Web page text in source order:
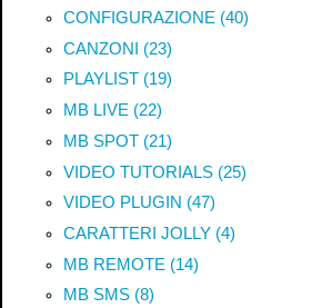
CONFIGURAZIONE (40)
CANZONI (23)
PLAYLIST (19)
MB LIVE (22)
MB SPOT (21)
VIDEO TUTORIALS (25)
VIDEO PLUGIN (47)
CARATTERI JOLLY (4)
MB REMOTE (14)
MB SMS (8)